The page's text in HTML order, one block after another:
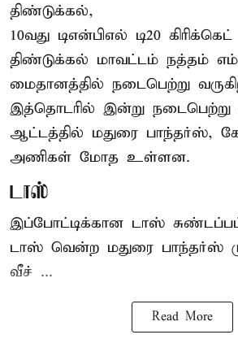
திண்டுக்கல்,
10வது டிஎன்பிஎல் டி20 கிரிக்கெட்
திண்டுக்கல் மாவட்டம் நத்தம்
மைதானத்தில் நடைபெற்று
இத்தொடரில் இன்று நடைபெற்று
ஆட்டத்தில் மதுரை பாந்தர்ஸ்,
அணிகள் மோத உள்ளன.
டாஸ்
இப்போட்டிக்கான டாஸ்
டாஸ் வென்ற மதுரை பாந்தர்ஸ்
வீச் ...
Read More